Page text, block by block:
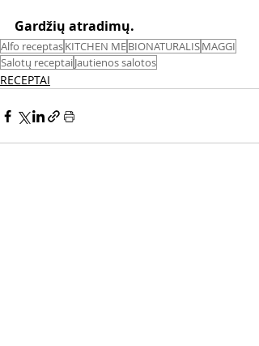
Gardžių atradimų.
Alfo receptasKITCHEN MEBIONATURALISMAGGI
Salotų receptaiJautienos salotos
RECEPTAI